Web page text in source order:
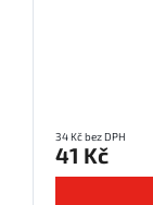
34 Kč bez DPH
41 Kč